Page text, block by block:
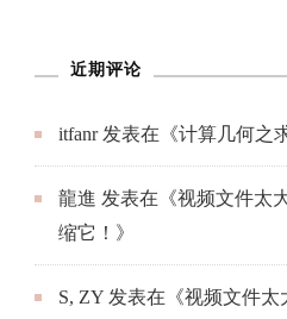
近期评论
itfanr发表在《计算几何之
龍進 发表在《视频文件太
缩它！ 》
S, ZY 发表在《视频文件太